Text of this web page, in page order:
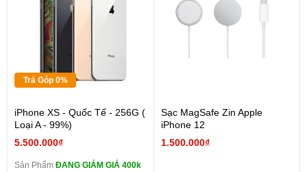
Trả Góp 0%
iPhone XS - Quốc Tế - 256G (
Loại A - 99%)
5.500.000₫
Sản Phẩm ĐANG GIẢM GIÁ 400k
Sạc MagSafe Zin Apple
iPhone 12
1.500.000₫